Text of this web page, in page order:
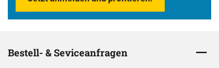
Bestell- & Seviceanfragen